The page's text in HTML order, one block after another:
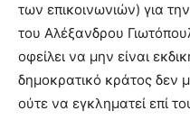
των επικοινωνιών) για
του Αλέξανδρου
οφείλει να μην είναι
δημοκρατικό κράτος δεν
ούτε να εγκληματεί επί